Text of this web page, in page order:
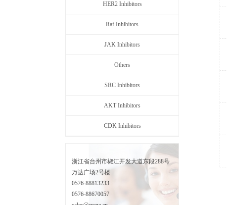
HER2 Inhibitors
Raf Inhibitors
JAK Inhibitors
Others
SRC Inhibitors
AKT Inhibitors
CDK Inhibitors
浙江省台州市椒江开发大道东段288号
万达广场2号楼
0576-88813233
0576-88670057